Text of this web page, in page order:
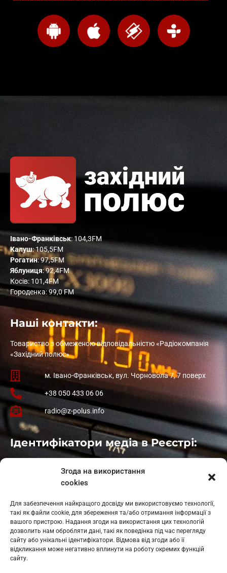
Згода на використання
cookies
Для забезпечення найкращого досвіду ми використовуємо технології,
такі як файли cookie, для збереження та/або отримання інформації з
вашого пристрою. Надання згоди на використання цих технологій
дозволить нам обробляти дані, такі як поведінка під час перегляду
сайту або унікальні ідентифікатори. Відмова від згоди або її
відкликання може негативно вплинути на роботу окремих функцій
сайту.
Івано-Франківськ: 104,3FM
Калуш: 105,5FM
Рогатин: 97,5FM
Яблуниця: 92,4FM
Косів: 101,4FM
Городенка: 99,0 FM
Наші контакти:
Товариство з обмеженою відповідальністю «Радіокомпанія
«Західний полюс»
м. Івано-Франківськ, вул. Чорновола 7, 7 поверх
+38 050 433 06 06
radio@z-polus.info
Ідентифікатори медіа в Реєстрі:
: L11-01410
: L11-01801
Косів: L11-01805
Гарасимів: L11-02274